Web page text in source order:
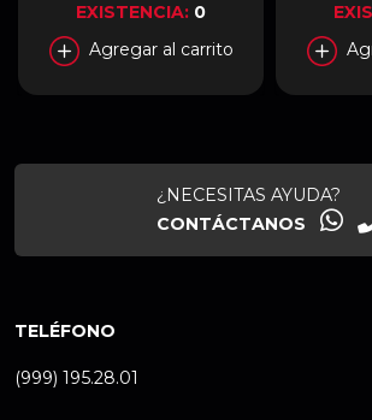
EXISTENCIA: 0
Agregar al carrito
¿NECESITAS AYUDA?
CONTÁCTANOS
TELÉFONO
(999) 195.28.01